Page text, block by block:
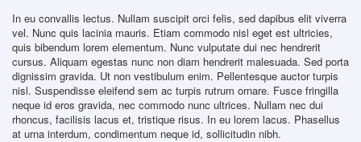
In eu convallis lectus. Nullam suscipit orci felis, sed dapibus elit viverra
vel. Nunc quis lacinia mauris. Etiam commodo nisl eget est ultricies,
quis bibendum lorem elementum. Nunc vulputate dui nec hendrerit
cursus. Aliquam egestas nunc non diam hendrerit malesuada. Sed porta
dignissim gravida. Ut non vestibulum enim. Pellentesque auctor turpis
nisl. Suspendisse eleifend sem ac turpis rutrum ornare. Fusce fringilla
neque id eros gravida, nec commodo nunc ultrices. Nullam nec dui
rhoncus, facilisis lacus et, tristique risus. In eu lorem lacus. Phasellus
at urna interdum, condimentum neque id, sollicitudin nibh.